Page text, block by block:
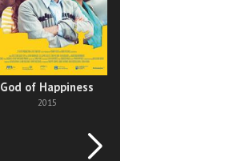
God of Happiness
2015